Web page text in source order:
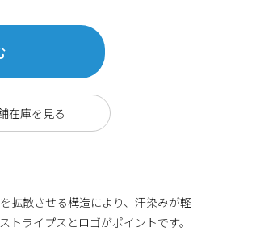
拡散させる構造により、汗染みが軽
ライプスとロゴがポイントです。